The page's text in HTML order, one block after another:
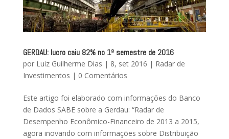
GERDAU: lucro caiu 82% no 1º semestre de 2016
por Luiz Guilherme Dias | 8, set 2016 | Radar de
Investimentos | 0 Comentários
Este artigo foi elaborado com informações do Banco
de Dados SABE sobre a Gerdau: “Radar de
Desempenho Econômico-Financeiro de 2013 a 2015,
agora inovando com informações sobre Distribuição